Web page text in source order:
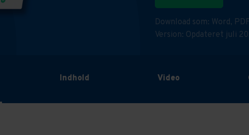
Download som: Word, PDF
Version: Opdateret juli
Indhold Video